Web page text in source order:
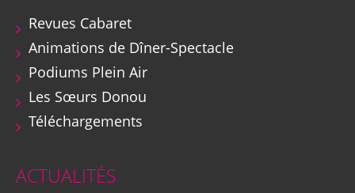
Revues Cabaret
Animations de Dîner-Spectacle
Podiums Plein Air
Les Sœurs Donou
Téléchargements
ACTUALITÉS